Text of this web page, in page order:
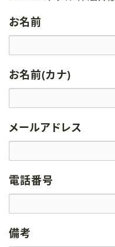
お名前
お名前(カナ)
メールアドレス
電話番号
備考